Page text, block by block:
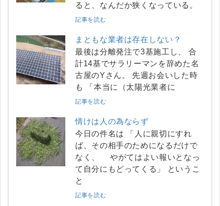
ると、なんだか狭くなっている。
記事を読む
まともな業者は存在しない？
最後は分離発注で3基施工し、 合
計14基でサラリーマンを辞めた名
古屋のYさん。 先週お会いした時
も 「本当に（太陽光業者に
記事を読む
情けは人の為ならず
今日の件名は 「人に親切にすれ
ば、その相手のためになるだけで
なく、 やがてはよい報いとなっ
て自分にもどってくる」 というこ
と
記事を読む